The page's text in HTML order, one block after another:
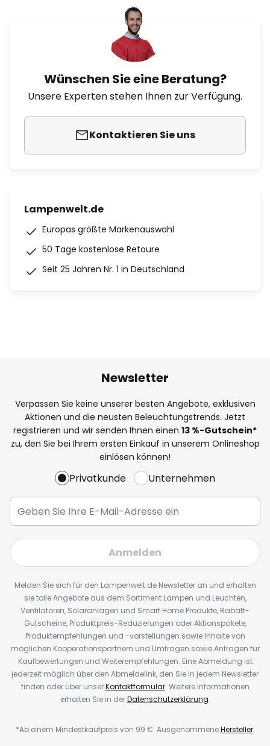
Wünschen Sie eine Beratung?
Unsere Experten stehen Ihnen zur Verfügung.
Kontaktieren Sie uns
Lampenwelt.de
Europas größte Markenauswahl
50 Tage kostenlose Retoure
Seit 25 Jahren Nr. 1 in Deutschland
Newsletter
Verpassen Sie keine unserer besten Angebote, exklusiven
Aktionen und die neusten Beleuchtungstrends. Jetzt
registrieren und wir senden Ihnen einen 13 %-Gutschein*
zu, den Sie bei Ihrem ersten Einkauf in unserem Onlineshop
einlösen können!
Privatkunde Unternehmen
Anmelden
Melden Sie sich für den Lampenwelt.de Newsletter an und erhalten
sie tolle Angebote aus dem Sortiment Lampen und Leuchten,
Ventilatoren, Solaranlagen und Smart Home Produkte, Rabatt-
Gutscheine, Produktpreis-Reduzierungen oder Aktionspakete,
Produktempfehlungen und -vorstellungen sowie Inhalte von
möglichen Kooperationspartnern und Umfragen sowie Anfragen für
Kaufbewertungen und Weiterempfehlungen. Eine Abmeldung ist
jederzeit möglich über den Abmeldelink, den Sie in jedem Newsletter
finden oder über unserKontaktformular. Weitere Informationen
erhalten Sie in derDatenschutzerklärung.
*Ab einem Mindestkaufpreis von 99 €. AusgenommeneHersteller.